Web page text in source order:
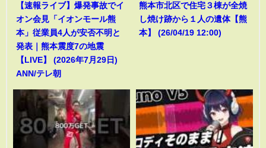
【速報ライブ】爆発事故でイ
オン会見「イオンモール熊
本」従業員4人が安否不明と
発表｜熊本震度7の地震
【LIVE】 (2026年7月29日)
ANN/テレ朝
熊本市北区で住宅３棟が全焼
し焼け跡から１人の遺体【熊
本】 (26/04/19 12:00)